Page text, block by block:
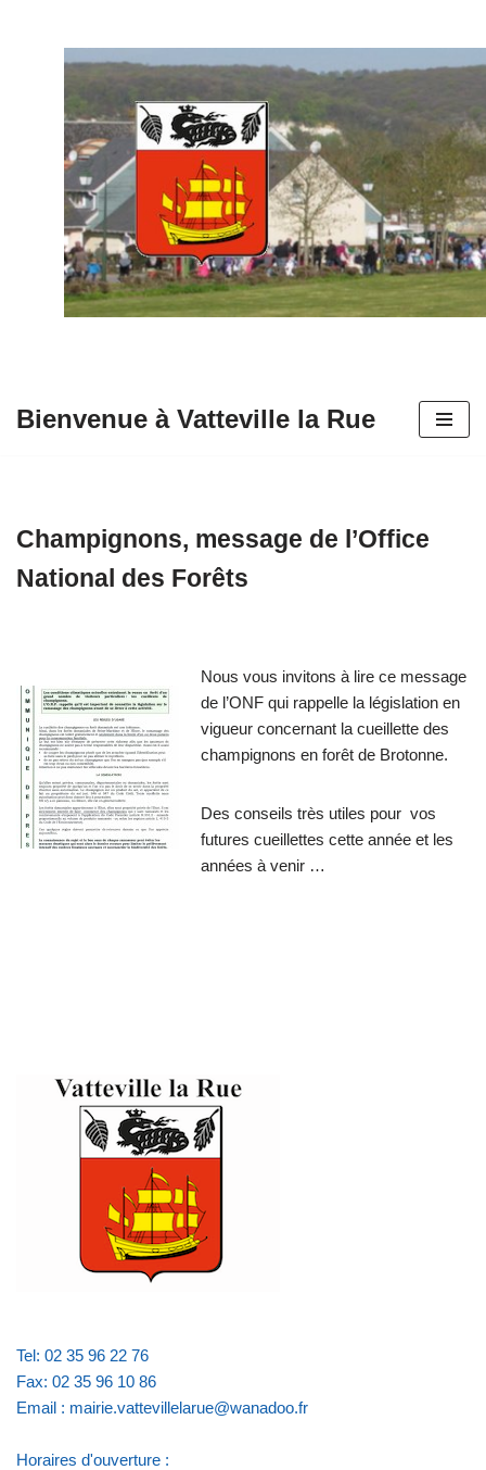
contenu
Bienvenue à Vatteville la Rue
Champignons, message de l’Office
National des Forêts
Nous vous invitons à lire ce message
de l’ONF qui rappelle la législation en
vigueur concernant la cueillette des
champignons en forêt de Brotonne.
Des conseils très utiles pour vos
futures cueillettes cette année et les
années à venir …
Tel: 02 35 96 22 76
Fax: 02 35 96 10 86
Email : mairie.vattevillelarue@wanadoo.fr
Horaires d'ouverture :